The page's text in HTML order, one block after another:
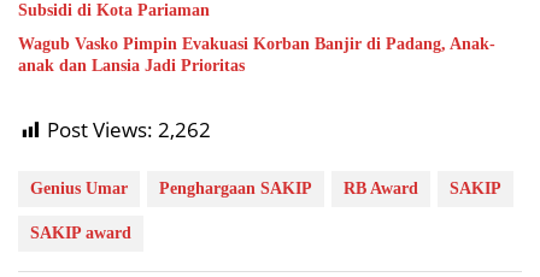
Subsidi di Kota Pariaman
Wagub Vasko Pimpin Evakuasi Korban Banjir di Padang, Anak-
anak dan Lansia Jadi Prioritas
Post Views: 2,262
Genius Umar Penghargaan SAKIP RB Award SAKIP
SAKIP award